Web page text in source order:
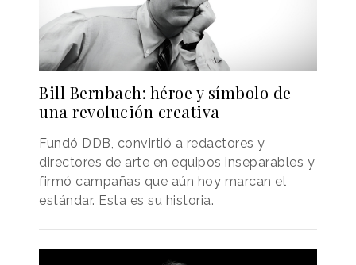
Bill Bernbach: héroe y símbolo de
una revolución creativa
Fundó DDB, convirtió a redactores y
directores de arte en equipos inseparables y
firmó campañas que aún hoy marcan el
estándar. Esta es su historia.